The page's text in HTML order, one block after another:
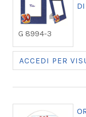
G 8994-3
ACCEDI PER